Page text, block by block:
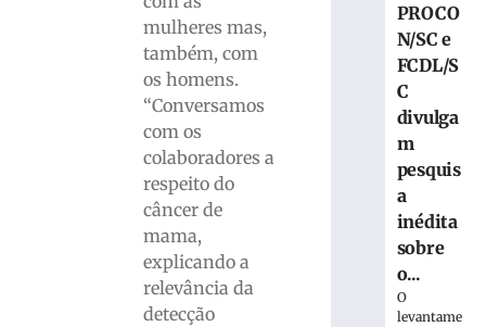
mulheres mas,
também, com
os homens.
“Conversamos
com os
colaboradores a
respeito do
câncer de
mama,
explicando a
relevância da
detecção
Fundação
Cultural
Guabiruba
anuncia
Galpão
Artes
PROCO
N/SC e
FCDL/S
C
divulga
m
pesquis
a
inédita
sobre
o...
O
levantame